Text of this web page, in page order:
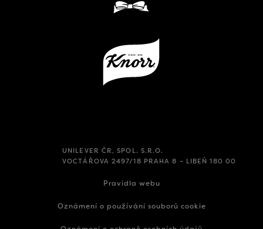
UNILEVER ČR, SPOL. S.R.O.
VOCTÁŘOVA 2497/18 PRAHA 8 – LIBEŇ 180 00
Pravidla webu
Oznámení o používání souborů cookie